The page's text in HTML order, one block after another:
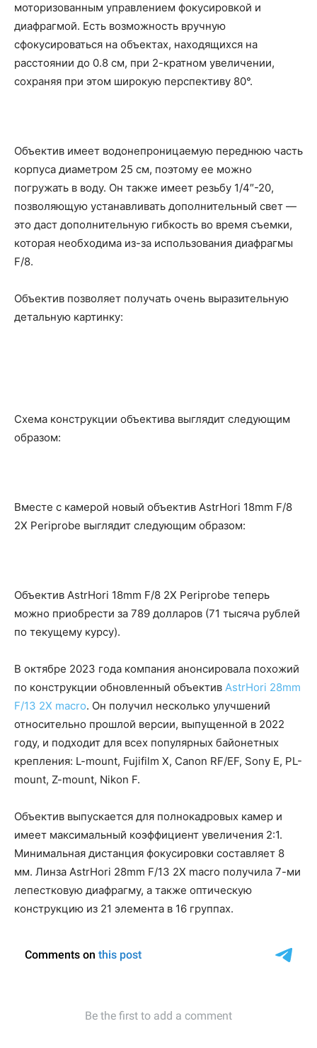
моторизованным управлением фокусировкой и
диафрагмой. Есть возможность вручную
сфокусироваться на объектах, находящихся на
расстоянии до 0.8 см, при 2-кратном увеличении,
сохраняя при этом широкую перспективу 80°.
Объектив имеет водонепроницаемую переднюю часть
корпуса диаметром 25 см, поэтому ее можно
погружать в воду. Он также имеет резьбу 1/4″-20,
позволяющую устанавливать дополнительный свет —
это даст дополнительную гибкость во время съемки,
которая необходима из-за использования диафрагмы
F/8.
Объектив позволяет получать очень выразительную
детальную картинку:
Схема конструкции объектива выглядит следующим
образом:
Вместе с камерой новый объектив AstrHori 18mm F/8
2X Periprobe выглядит следующим образом:
Объектив AstrHori 18mm F/8 2X Periprobe теперь
можно приобрести за 789 долларов (71 тысяча рублей
по текущему курсу).
В октябре 2023 года компания анонсировала похожий
по конструкции обновленный объектив AstrHori 28mm
F/13 2X macro. Он получил несколько улучшений
относительно прошлой версии, выпущенной в 2022
году, и подходит для всех популярных байонетных
крепления: L-mount, Fujifilm X, Canon RF/EF, Sony E, PL-
mount, Z-mount, Nikon F.
Объектив выпускается для полнокадровых камер и
имеет максимальный коэффициент увеличения 2:1.
Минимальная дистанция фокусировки составляет 8
мм. Линза AstrHori 28mm F/13 2X macro получила 7-ми
лепестковую диафрагму, а также оптическую
конструкцию из 21 элемента в 16 группах.